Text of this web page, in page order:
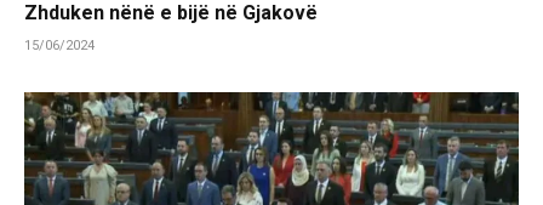
Zhduken nënë e bijë në Gjakovë
15/06/2024